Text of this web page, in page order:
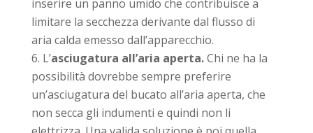
inserire un panno umido che contribuisce a
limitare la secchezza derivante dal flusso di
aria calda emesso dall’apparecchio.
L’asciugatura all’aria aperta.Chi ne ha la
possibilità dovrebbe sempre preferire
un’asciugatura del bucato all’aria aperta, che
non secca gli indumenti e quindi non li